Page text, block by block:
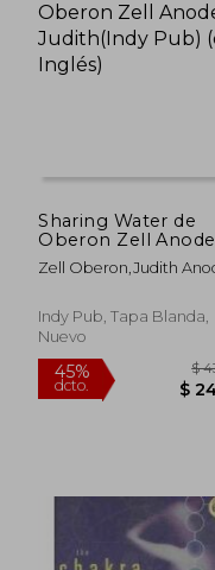
dcto. $
Sharing Water de
Oberon Zell
Judith(Indy Pub)
Inglés)
Zell Oberon,Judith
Indy Pub, Tapa Blanda,
Nuevo